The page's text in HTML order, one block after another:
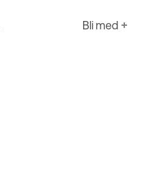
Bli med